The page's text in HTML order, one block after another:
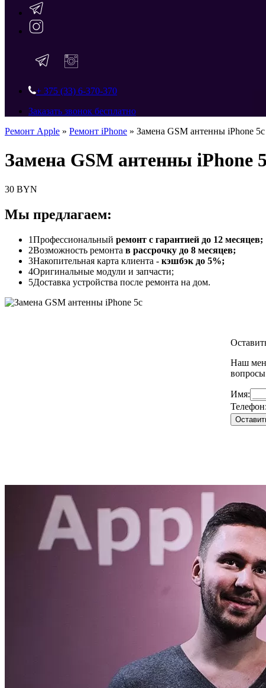
+ 375 (33) 6-370-370
Заказать звонок бесплатно
Ремонт Apple » Ремонт iPhone » Замена GSM антенны iPhone 5c
Замена GSM антенны iPhone
30 BYN
Мы предлагаем:
1Профессиональный ремонт с гарантией до 12 месяцев;
2Возможность ремонта в рассрочку до 8 месяцев;
3Накопительная карта клиента - кэшбэк до 5%;
4Оригинальные модули и запчасти;
5Доставка устройства после ремонта на дом.
Наш
вопросы
Имя:
Телефон: